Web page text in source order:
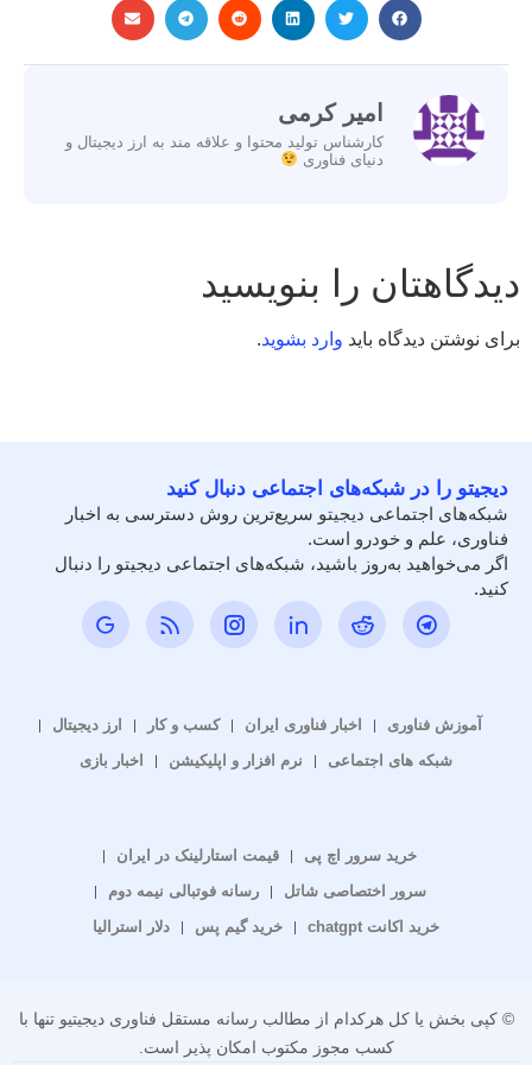
امیر کرمی
کارشناس تولید محتوا و علاقه مند به ارز دیجیتال و
دنیای فناوری
دیدگاهتان را بنویسید
برای نوشتن دیدگاه باید وارد بشوید.
دیجیتو را در شبکه‌های اجتماعی دنبال کنید
شبکه‌های اجتماعی دیجیتو سریع‌ترین روش دسترسی به اخبار
فناوری، علم و خودرو است.
اگر می‌خواهید به‌روز باشید، شبکه‌های اجتماعی دیجیتو را دنبال
کنید.
آموزش فناوری اخبار فناوری ایران کسب و کار
ارز دیجیتال
شبکه های اجتماعی
نرم افزار و اپلیکیشن اخبار بازی
خرید سرور اچ پی
قیمت استارلینک در ایران
سرور اختصاصی شاتل
رسانه فوتبالی نیمه دوم
خرید اکانت chatgpt
خرید گیم پس دلار استرالیا
© کپی بخش یا کل هرکدام از مطالب رسانه مستقل فناوری دیجیتیو تنها با
کسب مجوز مکتوب امکان پذیر است.